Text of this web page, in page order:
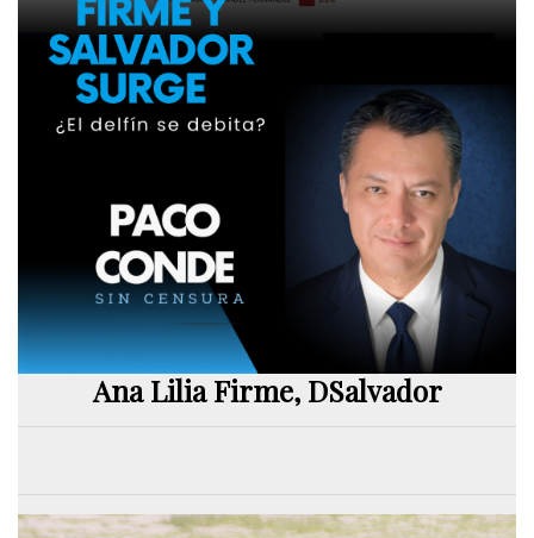
Ana Lilia Firme, DSalvador